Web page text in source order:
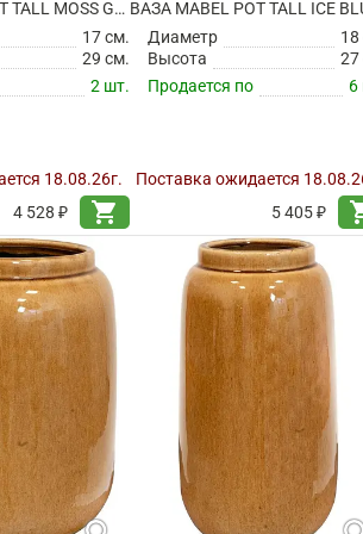
ВАЗА JULIAN POT TALL MOSS GREEN
17 см.
29 см.
2 шт.
18.08.26г.
4 528 ₽
shopping_cart
ВАЗА MABEL POT TALL ICE
Диаметр
18
Высота
27
Продается по
6
Поставка ожидается
5 405 ₽